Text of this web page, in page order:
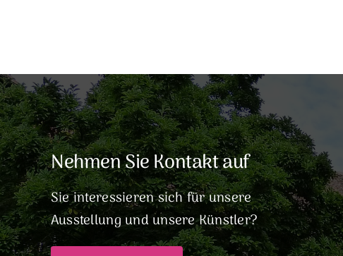
Nehmen Sie Kontakt auf
Sie interessieren sich für unsere
Ausstellung und unsere Künstler?